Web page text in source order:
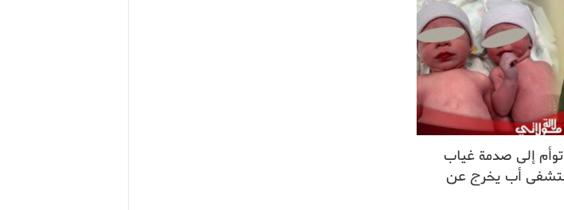
إلى صدمة غياب
أب يخرج عن